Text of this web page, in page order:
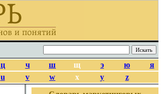
ц ч ш щ э ю
я
u v w x y z